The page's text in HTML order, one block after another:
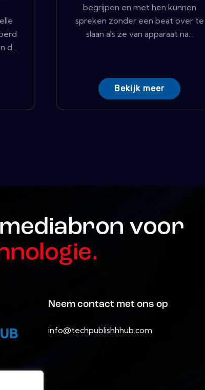
d...
begrijpen en met hen kunnen
spreken zonder een beat over te
slaan als ze van apparaat na...
Bekijk meer
voor
Neem contact met ons op
info@techpublishhhub.com